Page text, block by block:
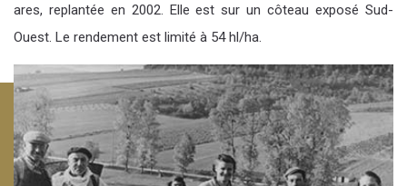
ares, replantée en 2002. Elle est sur un côteau exposé Sud-
Ouest. Le rendement est limité à 54 hl/ha.